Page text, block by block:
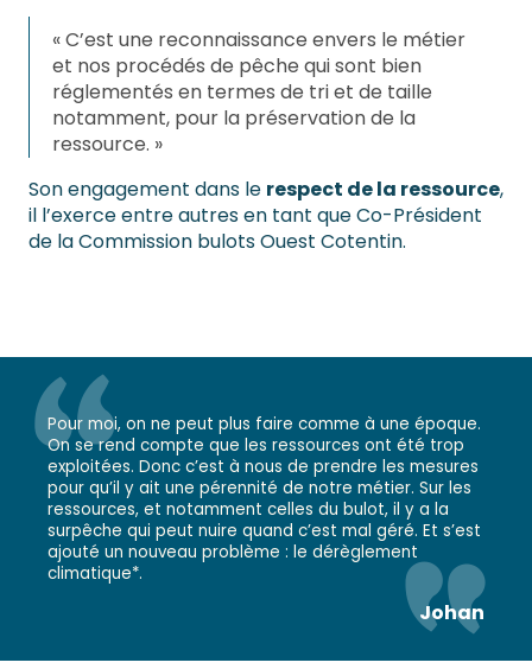
« C’est une reconnaissance envers le métier
et nos procédés de pêche qui sont bien
réglementés en termes de tri et de taille
notamment, pour la préservation de la
ressource. »
Son engagement dans le respect de la ressource,
il l’exerce entre autres en tant que Co-Président
de la Commission bulots Ouest Cotentin.
Pour moi, on ne peut plus faire comme à une époque.
On se rend compte que les ressources ont été trop
exploitées. Donc c’est à nous de prendre les mesures
pour qu’il y ait une pérennité de notre métier. Sur les
ressources, et notamment celles du bulot, il y a la
surpêche qui peut nuire quand c’est mal géré. Et s’est
ajouté un nouveau problème : le dérèglement
climatique*.
Johan